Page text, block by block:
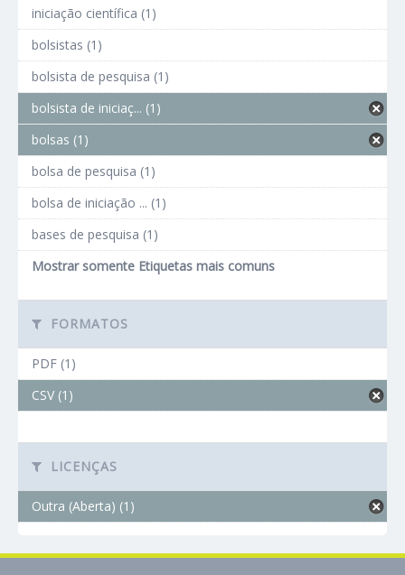
iniciação científica (1)
bolsistas (1)
bolsista de pesquisa (1)
bolsista de iniciaç... (1)
bolsas (1)
bolsa de pesquisa (1)
bolsa de iniciação ... (1)
bases de pesquisa (1)
Mostrar somente Etiquetas mais comuns
FORMATOS
PDF (1)
CSV (1)
LICENÇAS
Outra (Aberta) (1)